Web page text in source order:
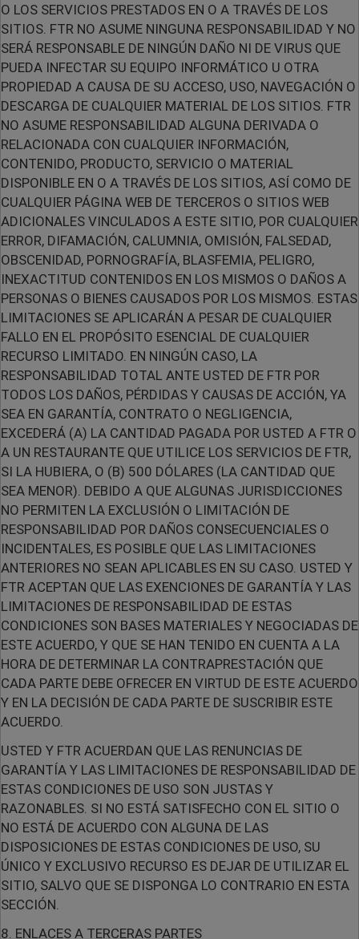
O LOS SERVICIOS PRESTADOS EN O A TRAVÉS DE LOS
SITIOS. FTR NO ASUME NINGUNA RESPONSABILIDAD Y NO
SERÁ RESPONSABLE DE NINGÚN DAÑO NI DE VIRUS QUE
PUEDA INFECTAR SU EQUIPO INFORMÁTICO U OTRA
PROPIEDAD A CAUSA DE SU ACCESO, USO, NAVEGACIÓN O
DESCARGA DE CUALQUIER MATERIAL DE LOS SITIOS. FTR
NO ASUME RESPONSABILIDAD ALGUNA DERIVADA O
RELACIONADA CON CUALQUIER INFORMACIÓN,
CONTENIDO, PRODUCTO, SERVICIO O MATERIAL
DISPONIBLE EN O A TRAVÉS DE LOS SITIOS, ASÍ COMO DE
CUALQUIER PÁGINA WEB DE TERCEROS O SITIOS WEB
ADICIONALES VINCULADOS A ESTE SITIO, POR CUALQUIER
ERROR, DIFAMACIÓN, CALUMNIA, OMISIÓN, FALSEDAD,
OBSCENIDAD, PORNOGRAFÍA, BLASFEMIA, PELIGRO,
INEXACTITUD CONTENIDOS EN LOS MISMOS O DAÑOS A
PERSONAS O BIENES CAUSADOS POR LOS MISMOS. ESTAS
LIMITACIONES SE APLICARÁN A PESAR DE CUALQUIER
FALLO EN EL PROPÓSITO ESENCIAL DE CUALQUIER
RECURSO LIMITADO. EN NINGÚN CASO, LA
RESPONSABILIDAD TOTAL ANTE USTED DE FTR POR
TODOS LOS DAÑOS, PÉRDIDAS Y CAUSAS DE ACCIÓN, YA
SEA EN GARANTÍA, CONTRATO O NEGLIGENCIA,
EXCEDERÁ (A) LA CANTIDAD PAGADA POR USTED A FTR O
A UN RESTAURANTE QUE UTILICE LOS SERVICIOS DE FTR,
SI LA HUBIERA, O (B) 500 DÓLARES (LA CANTIDAD QUE
SEA MENOR). DEBIDO A QUE ALGUNAS JURISDICCIONES
NO PERMITEN LA EXCLUSIÓN O LIMITACIÓN DE
RESPONSABILIDAD POR DAÑOS CONSECUENCIALES O
INCIDENTALES, ES POSIBLE QUE LAS LIMITACIONES
ANTERIORES NO SEAN APLICABLES EN SU CASO. USTED Y
FTR ACEPTAN QUE LAS EXENCIONES DE GARANTÍA Y LAS
LIMITACIONES DE RESPONSABILIDAD DE ESTAS
CONDICIONES SON BASES MATERIALES Y NEGOCIADAS DE
ESTE ACUERDO, Y QUE SE HAN TENIDO EN CUENTA A LA
HORA DE DETERMINAR LA CONTRAPRESTACIÓN QUE
CADA PARTE DEBE OFRECER EN VIRTUD DE ESTE ACUERDO
Y EN LA DECISIÓN DE CADA PARTE DE SUSCRIBIR ESTE
ACUERDO.
USTED Y FTR ACUERDAN QUE LAS RENUNCIAS DE
GARANTÍA Y LAS LIMITACIONES DE RESPONSABILIDAD DE
ESTAS CONDICIONES DE USO SON JUSTAS Y
RAZONABLES. SI NO ESTÁ SATISFECHO CON EL SITIO O
NO ESTÁ DE ACUERDO CON ALGUNA DE LAS
DISPOSICIONES DE ESTAS CONDICIONES DE USO, SU
ÚNICO Y EXCLUSIVO RECURSO ES DEJAR DE UTILIZAR EL
SITIO, SALVO QUE SE DISPONGA LO CONTRARIO EN ESTA
SECCIÓN.
8. ENLACES A TERCERAS PARTES